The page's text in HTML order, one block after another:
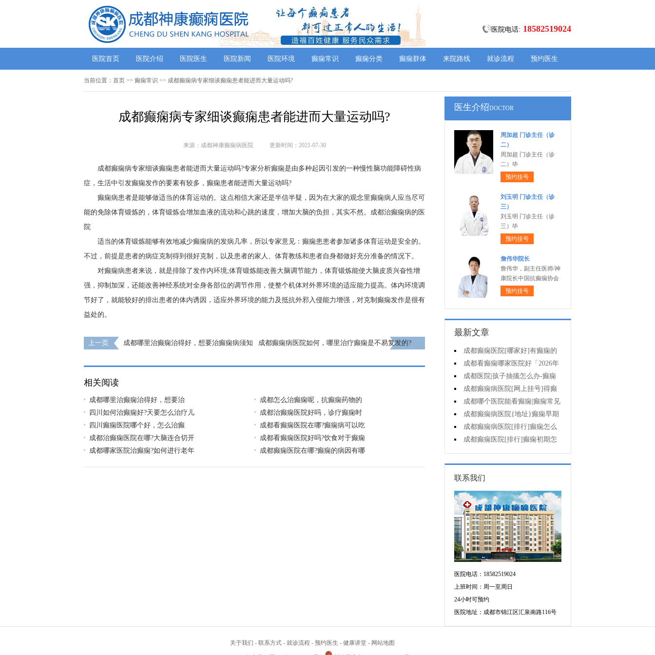
医院电话: 18582519024
医院首页 医院介绍 医院医生 医院新闻 医院环境 癫痫常识 癫痫分类 癫痫群体 来院路线 就诊流程 预约医生
当前位置： 首页 >> 癫痫常识 >> 成都癫痫病专家细谈癫痫患者能进而大量运动吗?
成都癫痫病专家细谈癫痫患者能进而大量运动吗?
来源：成都神康癫痫病医院 更新时间：2021-07-30
成都癫痫病专家细谈癫痫患者能进而大量运动吗?专家分析癫痫是由多种起因引发的一种慢性脑功能障碍性病
症，生活中引发癫痫发作的要素有较多，癫痫患者能进而大量运动吗?
癫痫病患者是能够做适当的体育运动的。这点相信大家还是半信半疑，因为在大家的观念里癫痫病人应当尽可
能的免除体育锻炼的，体育锻炼会增加血液的流动和心跳的速度，增加大脑的负担，其实不然。 成都治癫痫病的医
院
适当的体育锻炼能够有效地减少癫痫病的发病几率，所以专家意见：癫痫患患者参加诸多体育运动是安全的。
不过，前提是患者的病症克制得到很好克制，以及患者的家人、体育教练和患者自身都做好充分准备的情况下。
对癫痫病患者来说，就是排除了发作内环境;体育锻炼能改善大脑调节能力，体育锻炼能使大脑皮质兴奋性增
强，抑制加深，还能改善神经系统对全身各部位的调节作用，使整个机体对外界环境的适应能力提高。体内环境调
节好了，就能较好的排出患者的体内诱因，适应外界环境的能力及抵抗外邪入侵能力增强，对克制癫痫发作是很有
益处的。
上一页
​成都哪里治癫痫治得好，想要治癫痫病须知
成都癫痫病医院如何，哪里治疗癫痫是不易复发的?
相关阅读
​成都哪里治癫痫治得好，想要治
成都怎么治癫痫呢，抗癫痫药物的
四川如何治癫痫好?天要怎么治疗儿
成都治癫痫医院好吗，诊疗癫痫时
​四川癫痫医院哪个好，怎么治癫
成都看癫痫医院在哪?癫痫病可以吃
成都治癫痫医院在哪?大脑连合切开
成都看癫痫医院好吗?饮食对于癫痫
成都哪家医院治癫痫?如何进行老年
成都癫痫医院在哪?癫痫的病因有哪
医生介绍DOCTOR
周加超 门诊主任（诊
二）
周加超 门诊主任（诊
二）毕
预约挂号
刘玉明 门诊主任（诊
三）
刘玉明 门诊主任（诊
三）毕
预约挂号
詹伟华院长
詹伟华，副主任医师/神
康院长中国抗癫痫协会
预约挂号
最新文章
成都癫痫医院[哪家好]有癫痫的
女性要不要小孩?
成都看癫痫哪家医院好「2026年
度公布」这些遗传病可能伴有癫痫
发生
成都医院|孩子抽搐怎么办-癫痫
对病人心理有影响吗?
成都癫痫病医院[网上挂号]得癫
痫需吃一辈子药吗?
成都哪个医院能看癫痫|癫痫常见
原因有什么?
成都癫痫病医院{地址}癫痫早期
治疗要注意什么?
成都癫痫病医院[排行]癫痫怎么
护理好?
成都癫痫医院[排行]癫痫初期怎
么治疗好?
联系我们
医院电话：18582519024
上班时间：周一至周日
24小时可预约
医院地址：成都市锦江区汇泉南路116号
关于我们 - 联系方式 - 就诊流程 - 预约医生 - 健康讲堂 - 网站地图